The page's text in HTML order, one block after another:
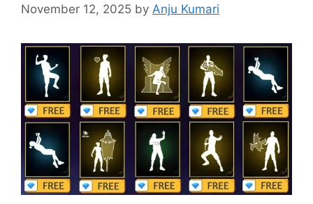
November 12, 2025 by Anju Kumari